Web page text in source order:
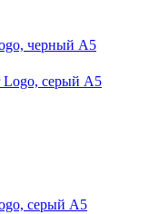
черный А5
серый А5